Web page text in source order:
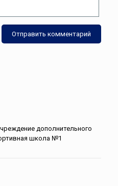
дополнительного
школа №1